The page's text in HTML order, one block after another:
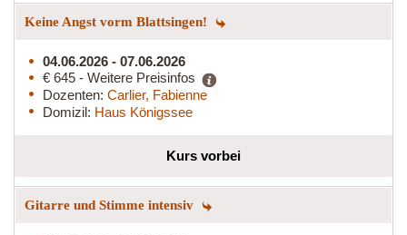
Keine Angst vorm Blattsingen!
04.06.2026 - 07.06.2026
€ 645 - Weitere Preisinfos
Dozenten: Carlier, Fabienne
Domizil: Haus Königssee
Kurs vorbei
Gitarre und Stimme intensiv